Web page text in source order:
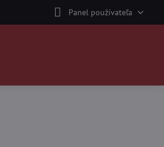
Panel používateľa